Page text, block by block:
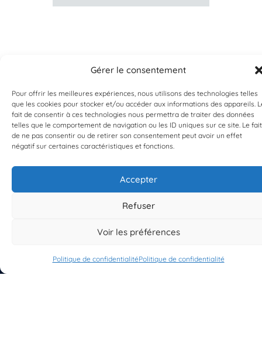
Gérer le consentement
Pour offrir les meilleures expériences, nous utilisons des technologies telles
que les cookies pour stocker et/ou accéder aux informations des appareils.
fait de consentir à ces technologies nous permettra de traiter des données
telles que le comportement de navigation ou les ID uniques sur ce site. Le fait
de ne pas consentir ou de retirer son consentement peut avoir un effet
négatif sur certaines caractéristiques et fonctions.
Accepter
Refuser
Voir les préférences
Politique de confidentialitéPolitique de confidentialité
PLANÈTE MER